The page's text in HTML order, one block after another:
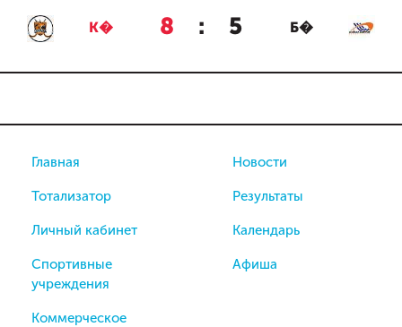
К� 8 : 5 Б�
Главная
Тотализатор
Личный кабинет
Спортивные
учреждения
Коммерческое
Новости
Результаты
Календарь
Афиша